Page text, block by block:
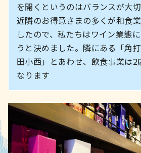
を開くというのはバランスが大切
近隣のお得意さまの多くが和食
したので、私たちはワイン業態
うと決めました。隣にある「角
田小西」とあわせ、飲食事業は2
なります